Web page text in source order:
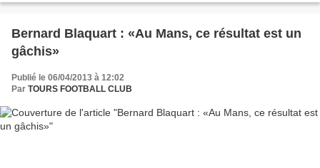
Bernard Blaquart : «Au Mans, ce résultat est un
gâchis»
Publié le 06/04/2013 à 12:02
Par TOURS FOOTBALL CLUB